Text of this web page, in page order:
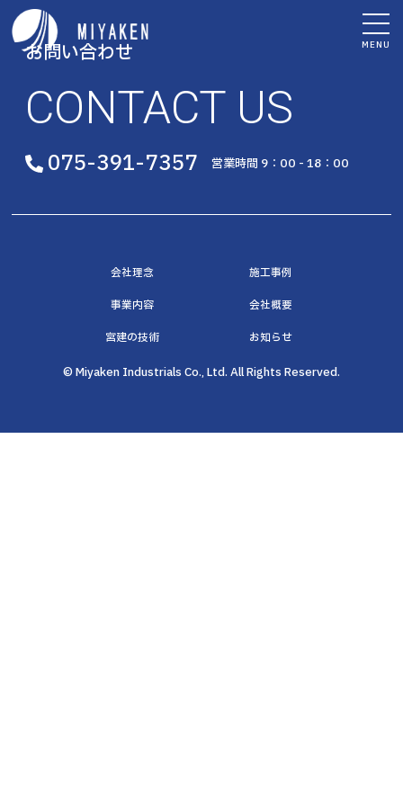
MENU
お問い合わせ
CONTACT US
075-391-7357 営業時間 9：00 - 18：00
会社理念 施工事例
事業内容 会社概要
宮建の技術 お知らせ
© Miyaken Industrials Co., Ltd. All Rights Reserved.